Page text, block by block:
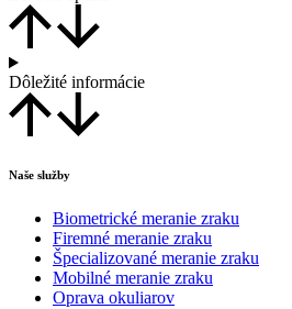
Dôležité informácie
Naše služby
Biometrické meranie zraku
Firemné meranie zraku
Špecializované meranie zraku
Mobilné meranie zraku
Oprava okuliarov